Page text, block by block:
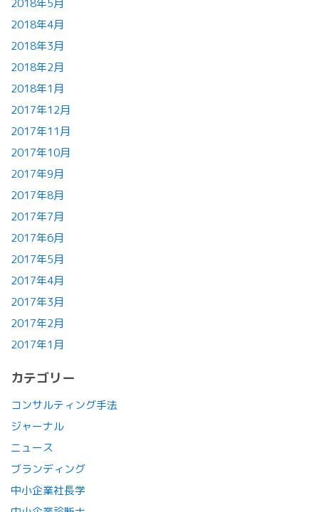
2018年5月
2018年4月
2018年3月
2018年2月
2018年1月
2017年12月
2017年11月
2017年10月
2017年9月
2017年8月
2017年7月
2017年6月
2017年5月
2017年4月
2017年3月
2017年2月
2017年1月
カテゴリー
コンサルティング手法
ジャーナル
ニュース
ブランディング
中小企業社長学